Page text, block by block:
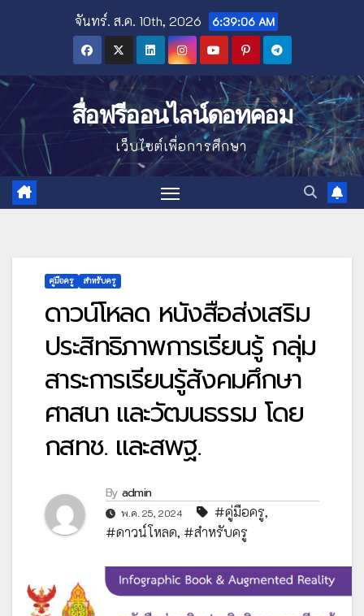
จันทร์. ส.ค. 10th, 2026 6:39:07 AM
สื่อฟรีออนไลน์ดอทคอม
เว็บไซต์เพื่อการศึกษา
คู่มือครู สำหรับครู
ดาวน์โหลด หนังสือส่งเสริม
ประสิทธิภาพการเรียนรู้ กลุ่ม
สาระการเรียนรู้สังคมศึกษา
ศาสนา และวัฒนธรรม โดย
กสทช. และสพฐ.
By admin
พ.ค. 25, 2024 #คู่มือครู,
#ดาวน์โหลด, #สำหรับครู